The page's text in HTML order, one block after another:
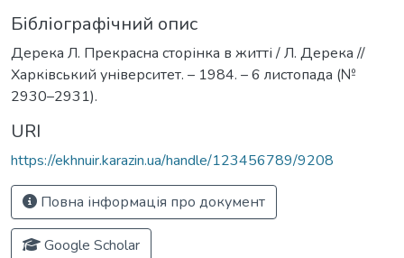
Бібліографічний опис
Дерека Л. Прекрасна сторінка в житті / Л. Дерека //
Харківський університет. – 1984. – 6 листопада (№
2930–2931).
URI
https://ekhnuir.karazin.ua/handle/123456789/9208
Повна інформація про документ
Google Scholar